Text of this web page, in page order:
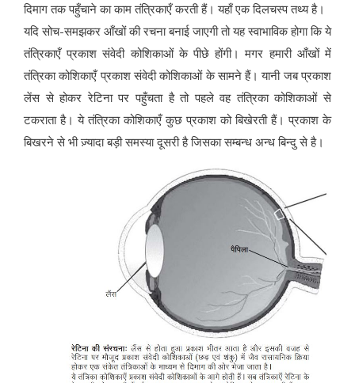
दिमाग तक पहुँचाने का काम तंत्रिकाएँ करती हैं। यहाँ एक दिलचस्प तथ्य है।
यदि सोच-समझकर आँखों की रचना बनाई जाएगी तो यह स्वाभाविक होगा कि ये
तंत्रिकाएँ प्रकाश संवेदी कोशिकाओं के पीछे होंगी। मगर हमारी आँखों में
तंत्रिका कोशिकाएँ प्रकाश संवेदी कोशिकाओं के सामने हैं। यानी जब प्रकाश
लेंस से होकर रेटिना पर पहुँचता है तो पहले वह तंत्रिका कोशिकाओं से
टकराता है। ये तंत्रिका कोशिकाएँ कुछ प्रकाश को बिखेरती हैं। प्रकाश के
बिखरने से भी ज़्यादा बड़ी समस्या दूसरी है जिसका सम्बन्ध अन्ध बिन्दु से है।